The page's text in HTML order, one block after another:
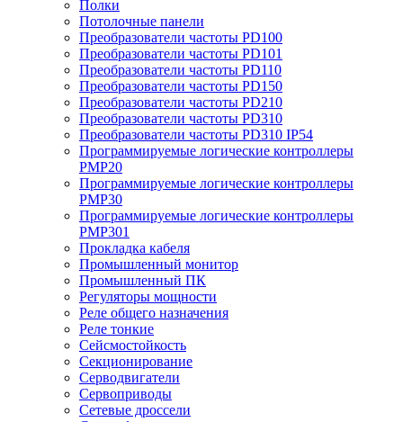
Полки
Потолочные панели
Преобразователи частоты PD100
Преобразователи частоты PD101
Преобразователи частоты PD110
Преобразователи частоты PD150
Преобразователи частоты PD210
Преобразователи частоты PD310
Преобразователи частоты PD310 IP54
Программируемые логические контроллеры
PMP20
Программируемые логические контроллеры
PMP30
Программируемые логические контроллеры
PMP301
Прокладка кабеля
Промышленный монитор
Промышленный ПК
Регуляторы мощности
Реле общего назначения
Реле тонкие
Сейсмостойкость
Секционирование
Серводвигатели
Сервоприводы
Сетевые дроссели